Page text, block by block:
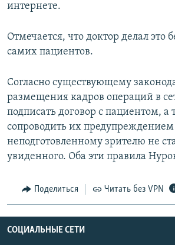
интернете.
Отмечается, что доктор делал это
самих пациентов.
Согласно существующему
размещения кадров операций в
подписать договор с пациентом, а
сопроводить их
неподготовленному зрителю не
увиденного. Оба эти правила
Поделиться Читать без VPN
СОЦИАЛЬНЫЕ СЕТИ